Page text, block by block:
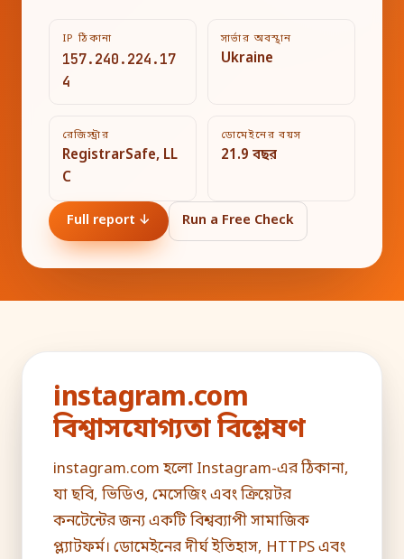
IP ঠিকানা
157.240.224.17
4
সার্ভার অবস্থান
Ukraine
রেজিস্ট্রার
RegistrarSafe, LL
C
ডোমেইনের বয়স
21.9 বছর
Full report ↓ Run a Free Check
instagram.com
বিশ্বাসযোগ্যতা বিশ্লেষণ
instagram.com হলো Instagram-এর ঠিকানা,
যা ছবি, ভিডিও, মেসেজিং এবং ক্রিয়েটর
কনটেন্টের জন্য একটি বিশ্বব্যাপী সামাজিক
প্ল্যাটফর্ম। ডোমেইনের দীর্ঘ ইতিহাস, HTTPS এবং